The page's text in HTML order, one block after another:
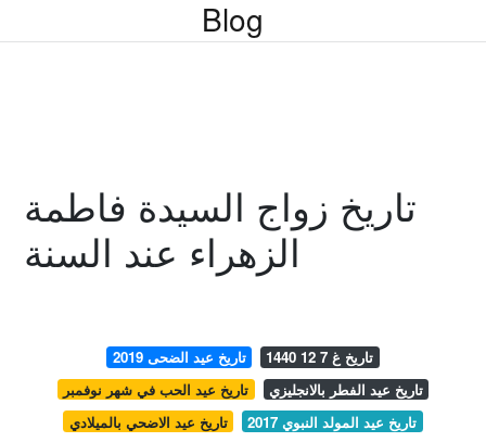
Blog
تاريخ زواج السيدة فاطمة
الزهراء عند السنة
تاريخ عيد الضحى 2019
تاريخ غ 7 12 1440
تاريخ عيد الحب في شهر نوفمبر
تاريخ عيد الفطر بالانجليزي
تاريخ عيد الاضحي بالميلادي
تاريخ عيد المولد النبوي 2017